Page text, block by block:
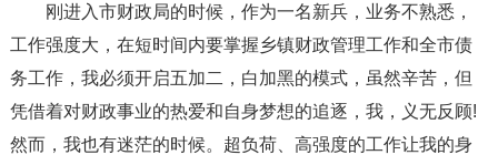
刚进入市财政局的时候，作为一名新兵，业务不熟悉，
工作强度大，在短时间内要掌握乡镇财政管理工作和全市债
务工作，我必须开启五加二，白加黑的模式，虽然辛苦，但
凭借着对财政事业的热爱和自身梦想的追逐，我，义无反顾!
然而，我也有迷茫的时候。超负荷、高强度的工作让我的身